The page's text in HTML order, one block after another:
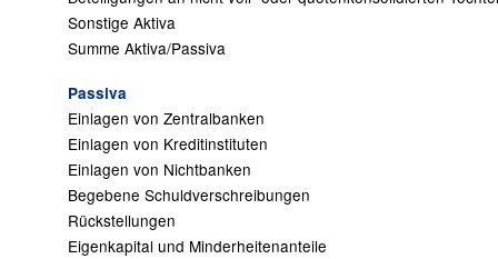
Sonstige Aktiva
Summe Aktiva/Passiva
Passiva
Einlagen von Zentralbanken
Einlagen von Kreditinstituten
Einlagen von Nichtbanken
Begebene Schuldverschreibungen
Rückstellungen
Eigenkapital und Minderheitenanteile